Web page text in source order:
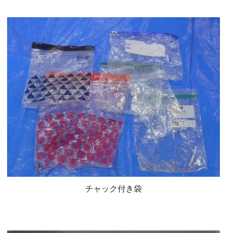
チャック付き袋